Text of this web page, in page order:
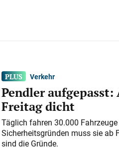
Verkehr
Pendler
Freitag dicht
Täglich fahren 30.000
Sicherheitsgründen muss sie ab
sind die Gründe.